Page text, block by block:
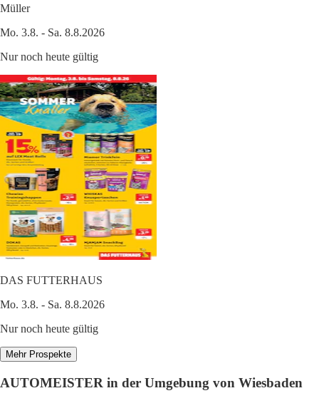
Müller
Mo. 3.8. - Sa. 8.8.2026
Nur noch heute gültig
DAS FUTTERHAUS
Mo. 3.8. - Sa. 8.8.2026
Nur noch heute gültig
Mehr Prospekte
AUTOMEISTER in der Umgebung von Wiesbaden